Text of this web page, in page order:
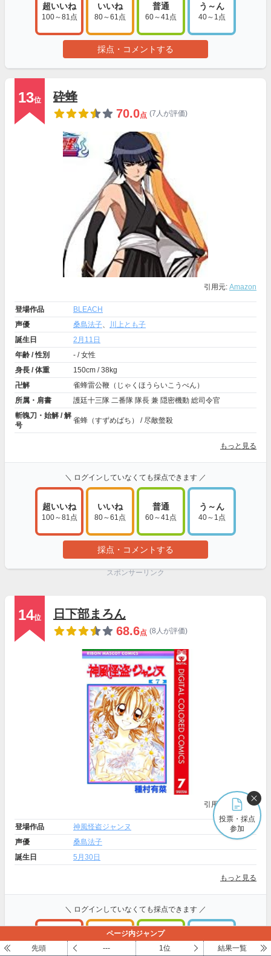
超いいね
100～81点
いいね
80～61点
普通
60～41点
う～ん
40～1点
採点・コメントする
13位
砕蜂
70.0点 (7人が評価)
引用元: Amazon
登場作品
BLEACH
声優
桑島法子、
川上とも子
誕生日
2月11日
年齢 / 性別
- / 女性
身長 / 体重
150cm / 38kg
卍解
雀蜂雷公鞭（じゃくほうらいこうべん）
所属・肩書
護廷十三隊 二番隊 隊長 兼 隠密機動 総司令官
斬魄刀・始解 / 解
号
雀蜂（すずめばち） / 尽敵螫殺
もっと見る
＼ ログインしていなくても採点できます ／
超いいね
100～81点
いいね
80～61点
普通
60～41点
う～ん
40～1点
採点・コメントする
スポンサーリンク
14位
日下部まろん
68.6点 (8人が評価)
引用元: Amazon
登場作品
神風怪盗ジャンヌ
声優
桑島法子
誕生日
5月30日
もっと見る
＼ ログインしていなくても採点できます ／
100～81点
いいね
80～61点
普通
60～41点 40～1点
投票・採点
参加
ページ内ジャンプ
先頭
--- 1位 結果一覧